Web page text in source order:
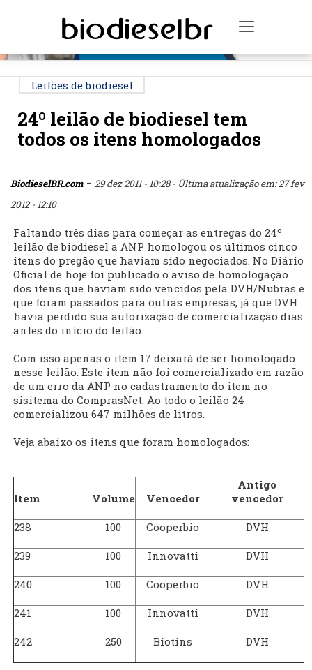
Toggle
Leilões de biodiesel
24º leilão de biodiesel tem
todos os itens homologados
BiodieselBR.com- 29 dez 2011 - 10:28- Última atualização em: 27 fev
2012 - 12:10
Faltando três dias para começar as entregas do 24º
leilão de biodiesel a ANP homologou os últimos cinco
itens do pregão que haviam sido negociados. No Diário
Oficial de hoje foi publicado o aviso de homologação
dos itens que haviam sido vencidos pela DVH/Nubras e
que foram passados para outras empresas, já que DVH
havia perdido sua autorização de comercialização dias
antes do início do leilão.
Com isso apenas o item 17 deixará de ser homologado
nesse leilão. Este item não foi comercializado em razão
de um erro da ANP no cadastramento do item no
sisitema do ComprasNet. Ao todo o leilão 24
comercializou 647 milhões de litros.
Veja abaixo os itens que foram homologados:
Item Volume Vencedor
Antigo
vencedor
238 100 Cooperbio DVH
239 100 Innovatti DVH
240 100 Cooperbio DVH
241 100 Innovatti DVH
242 250 Biotins DVH